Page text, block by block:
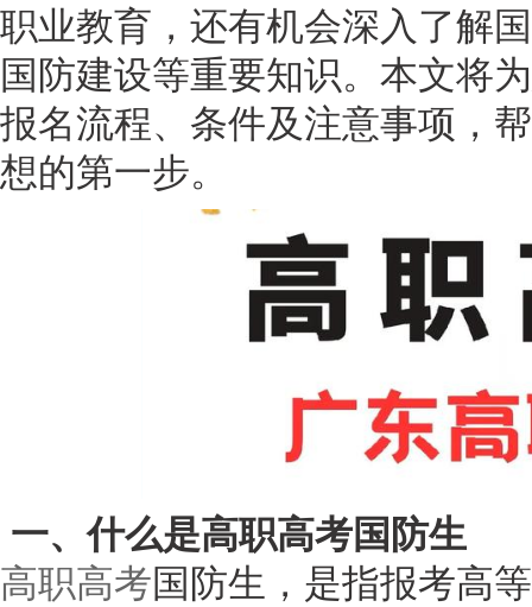
职业教育，还有机会深入了解
国防建设等重要知识。本文将
报名流程、条件及注意事项，
想的第一步。
一、什么是高职高考国防生
高职高考国防生，是指报考高